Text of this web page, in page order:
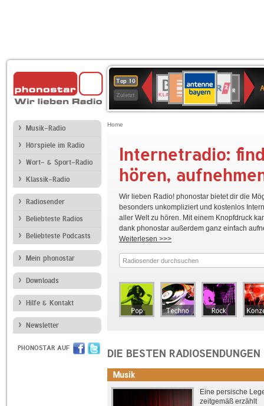
Top 10
Zuletzt
Deutschlandfunk
80er
90er
OLDIE
ANTENNE
SWR3
WDR
4
BR-
KLASSIK
Deutschlandfunk
KulturBAYERN
2
SWR
Kultur
NDR
2
Musik-Radio
Hörspiele im Radio
Wort- & Sport-Radio
Klassik-Radio
Radiosender
Beliebteste Radios
Beliebteste Podcasts
Mein phonostar
Downloads
Hilfe & Kontakt
Newsletter
PHONOSTAR AUF
Home
Internetradio:
hören,
Wir lieben Radio! phonostar bietet dir die
besonders unkompliziert und kostenlos
aller Welt zu hören. Mit einem Knopfdruck
dank phonostar außerdem ganz einfach
Weiterlesen >>>
5
hr2-
kultur
NDR
BOB!
Bayern
2
Deutschlandfunk
80er
90er
OLDIE
WDR
4
BR-
KLASSIK
DIE BESTEN RADIOSENDUNGEN
Musik
Eine persische
zeitgemäß erzählt